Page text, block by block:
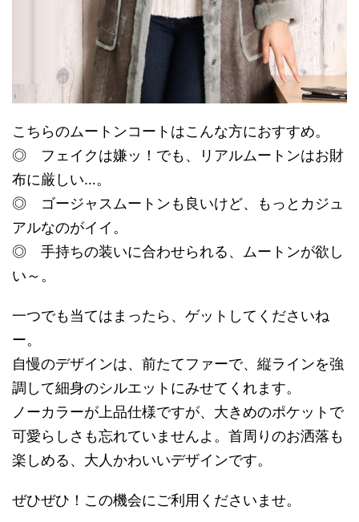
こちらのムートンコートはこんな方におすすめ。
◎ フェイクは嫌ッ！でも、リアルムートンはお財
布に厳しい…。
◎ ゴージャスムートンも良いけど、もっとカジュ
アルなのがイイ。
◎ 手持ちの装いに合わせられる、ムートンが欲し
い～。
一つでも当てはまったら、ゲットしてくださいね
ー。
自慢のデザインは、前たてファーで、縦ラインを強
調して細身のシルエットにみせてくれます。
ノーカラーが上品仕様ですが、大きめのポケットで
可愛らしさも忘れていませんよ。首周りのお洒落も
楽しめる、大人かわいいデザインです。
ぜひぜひ！この機会にご利用くださいませ。